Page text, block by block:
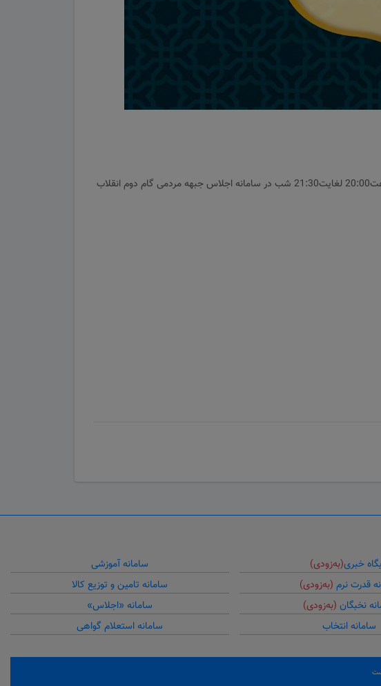
بدین وسیله به استحضار می‌رساند نخستین جلسه کارگروه ویژه اقتصاد مقاومتی با دستور جلسه زیر شنبه 12 خرداد از ساعت20:00 لغایت21:30 شب در سامانه اجلاس جبهه مردمی گام دوم انقلاب
خبری(به‌زودی)
قدرت نرم (به‌زودی)
نخبگان (به‌زودی)
سامانه انتخاب
سامانه آموزشی
سامانه تامین و توزیع کالا
سامانه «اجلاس»
سامانه استعلام گواهی